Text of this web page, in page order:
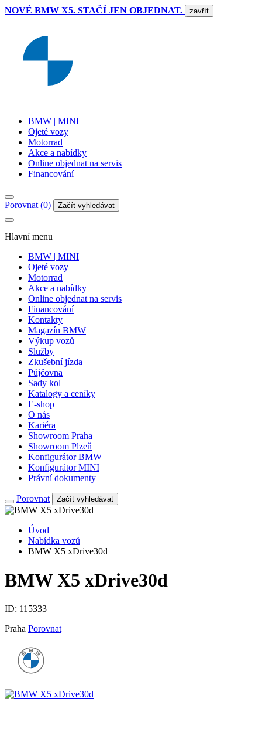
NOVÉ BMW X5. STAČÍ JEN OBJEDNAT. zavřít
BMW | MINI
Ojeté vozy
Motorrad
Akce a nabídky
Online objednat na servis
Financování
Porovnat (0) Začít vyhledávat
Hlavní menu
BMW | MINI
Ojeté vozy
Motorrad
Akce a nabídky
Online objednat na servis
Financování
Kontakty
Magazín BMW
Výkup vozů
Služby
Zkušební jízda
Půjčovna
Sady kol
Katalogy a ceníky
E-shop
O nás
Kariéra
Showroom Praha
Showroom Plzeň
Konfigurátor BMW
Konfigurátor MINI
Právní dokumenty
Porovnat Začít vyhledávat
Úvod
Nabídka vozů
BMW X5 xDrive30d
BMW X5 xDrive30d
ID: 115333
Praha Porovnat